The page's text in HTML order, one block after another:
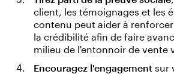
client, les témoignages et les
contenu peut aider à
la crédibilité afin de faire
milieu de l'entonnoir de vente
Encouragez l'engagement sur